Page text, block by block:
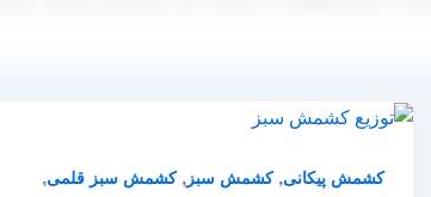
کشمش پیکانی,کشمش سبز ,کشمش سبز قلمی,